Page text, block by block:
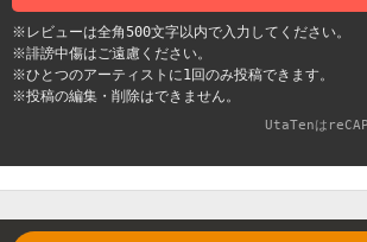
※レビューは全角500文字以内で入力してください。
※誹謗中傷はご遠慮ください。
※ひとつのアーティストに1回のみ投稿できます。
※投稿の編集・削除はできません。
UtaTenは